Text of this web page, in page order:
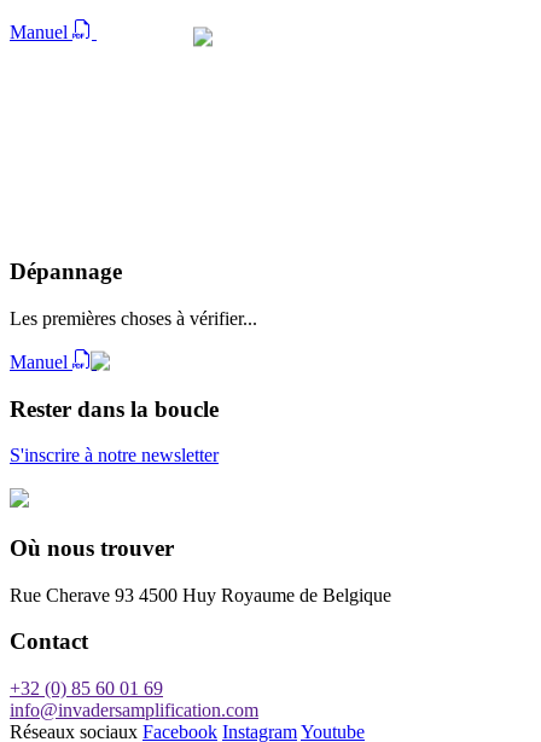
Manuel
Dépannage
Les premières choses à vérifier...
Manuel
Rester dans la boucle
S'inscrire à notre newsletter
Où nous trouver
Rue Cherave 93 4500 Huy Royaume de Belgique
Contact
+32 (0) 85 60 01 69
info@invadersamplification.com
Réseaux sociaux Facebook InstagramYoutube